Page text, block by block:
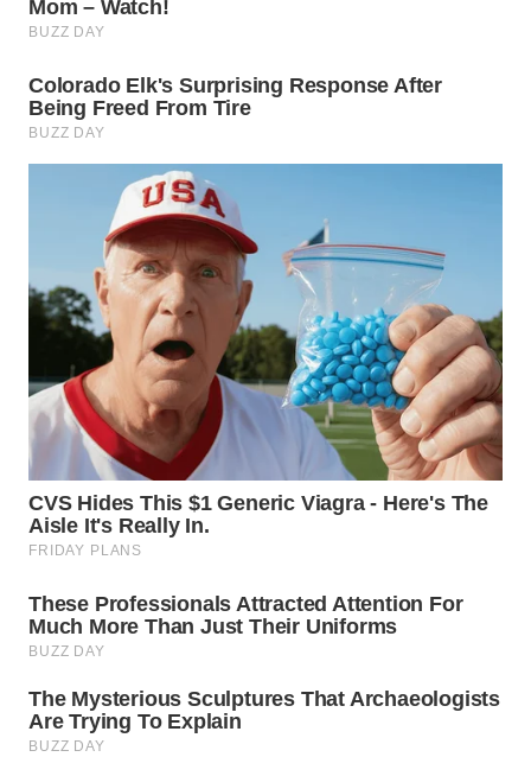
DANAU
TOBA
WN
NIAS
LANGKAT
WN
TAPANULI
SELATAN
WN
TANJUNG
LESUNG
WN
KARO
SIMALUNGUN
LABUHANBATU